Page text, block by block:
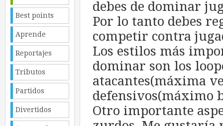
Best points
Aprende
Reportajes
Tributos
Partidos
Divertidos
debes de dominar
Por lo tanto debes
competir contra
Los estilos más
dominar son los
atacantes(máxima
defensivos(máximo
Otro importante